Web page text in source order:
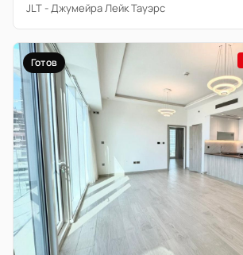
JLT - Джумейра Лейк Тауэрс
Готов